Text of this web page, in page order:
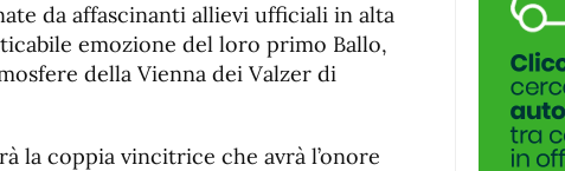
da affascinanti allievi ufficiali in alta
emozione del loro primo Ballo,
della Vienna dei Valzer di
la coppia vincitrice che avrà l’onore